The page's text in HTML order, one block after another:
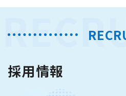
採用情報